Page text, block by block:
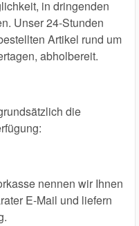
in dringenden
Unser 24-Stunden
Artikel rund um
abholbereit.
die
nennen wir Ihnen
E-Mail und liefern